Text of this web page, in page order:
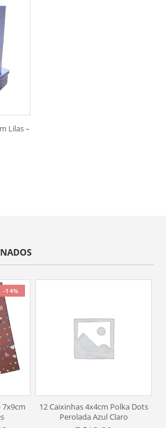
Lilas –
-14%
7x9cm
12 Caixinhas 4x4cm Polka Dots
Perolada Azul Claro